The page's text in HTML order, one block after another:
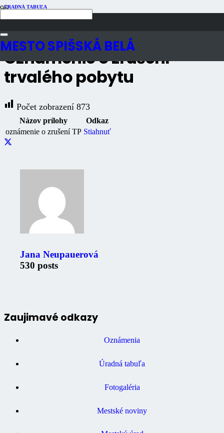
MESTO SPIŠSKÁ BELÁ
ÚRADNÁ TABUĽA
Oznámenie o zrušení
trvalého pobytu
Počet zobrazení 873
Názov prílohy
Odkaz
oznámenie o zrušení TP Stiahnuť
Jana Neupauerová
530 posts
Zaujimavé odkazy
Oznámenia
Úradná tabuľa
Fotogaléria
Mestské noviny